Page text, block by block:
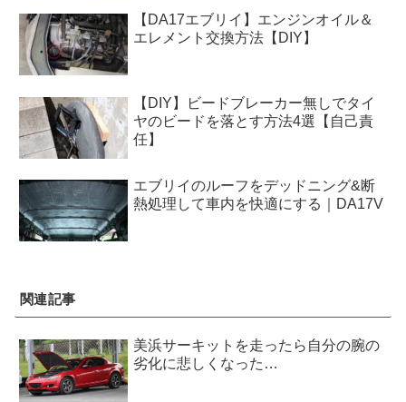
【DA17エブリイ】エンジンオイル＆
エレメント交換方法【DIY】
【DIY】ビードブレーカー無しでタイ
ヤのビードを落とす方法4選【自己責
任】
エブリイのルーフをデッドニング&断
熱処理して車内を快適にする｜DA17V
関連記事
美浜サーキットを走ったら自分の腕の
劣化に悲しくなった…